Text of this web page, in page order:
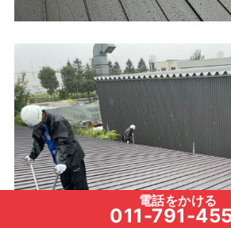
電話をかける
011-791-